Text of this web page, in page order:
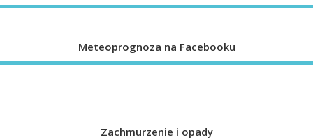
Meteoprognoza na Facebooku
Zachmurzenie i opady